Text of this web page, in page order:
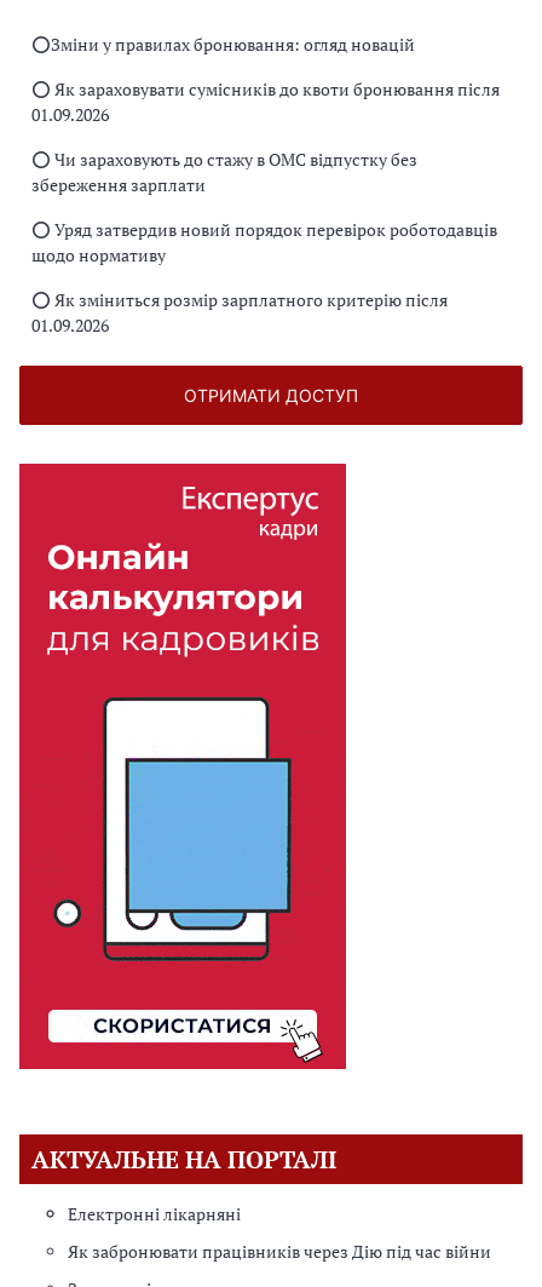
⭕️Зміни у правилах бронювання: огляд новацій
⭕️ Як зараховувати сумісників до квоти бронювання після
01.09.2026
⭕️ Чи зараховують до стажу в ОМС відпустку без
збереження зарплати
⭕️ Уряд затвердив новий порядок перевірок роботодавців
щодо нормативу
⭕️ Як зміниться розмір зарплатного критерію після
01.09.2026
ОТРИМАТИ ДОСТУП
АКТУАЛЬНЕ НА ПОРТАЛІ
Електронні лікарняні
Як забронювати працівників через Дію під час війни